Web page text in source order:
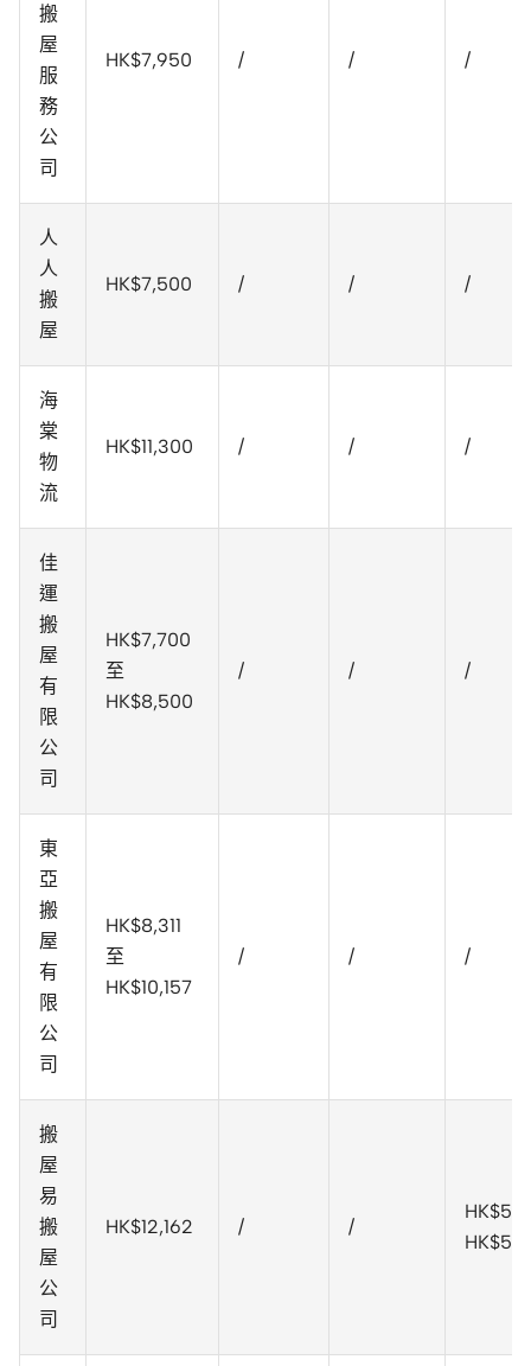
搬
屋
服
務
公
司
HK$7,950 / / /
人
人
搬
屋
HK$7,500 / / /
海
棠
物
流
HK$11,300 / / /
佳
運
搬
屋
有
限
公
司
HK$7,700
至
HK$8,500
/ / /
東
亞
搬
屋
有
限
公
司
HK$8,311
至
HK$10,157
/ / /
搬
屋
易
搬
屋
公
司
HK$12,162 / /
HK$50